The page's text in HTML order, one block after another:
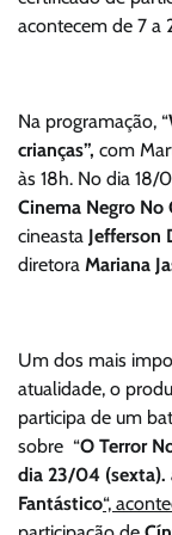
acontecem de 7 a
Na programação, “
crianças”, com
às 18h. No dia 18/
Cinema Negro No
cineasta Jefferson
diretora Mariana
Um dos mais
atualidade, o
participa de um
sobre “O Terror
dia 23/04 (sexta).
Fantástico“,